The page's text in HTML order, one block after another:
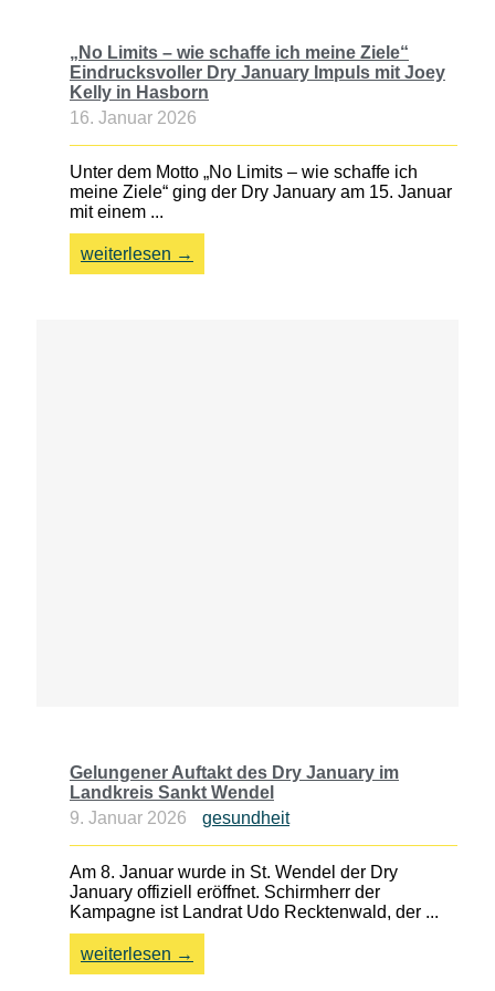
„No Limits – wie schaffe ich meine Ziele“
Eindrucksvoller Dry January Impuls mit Joey
Kelly in Hasborn
16. Januar 2026
Unter dem Motto „No Limits – wie schaffe ich
meine Ziele“ ging der Dry January am 15. Januar
mit einem ...
weiterlesen →
Gelungener Auftakt des Dry January im
Landkreis Sankt Wendel
9. Januar 2026
gesundheit
Am 8. Januar wurde in St. Wendel der Dry
January offiziell eröffnet. Schirmherr der
Kampagne ist Landrat Udo Recktenwald, der ...
weiterlesen →